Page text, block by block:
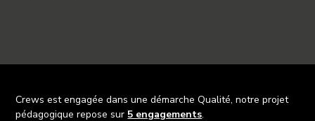
Crews est engagée dans une démarche Qualité, notre projet
pédagogique repose sur 5 engagements.